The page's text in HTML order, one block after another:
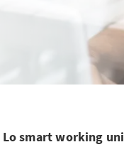
Lo smart working